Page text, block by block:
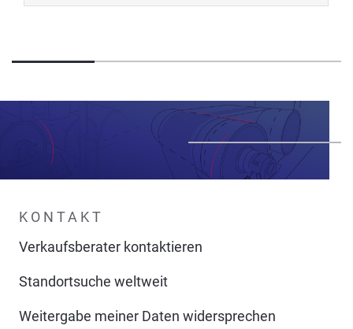
KONTAKT
Verkaufsberater kontaktieren
Standortsuche weltweit
Weitergabe meiner Daten widersprechen